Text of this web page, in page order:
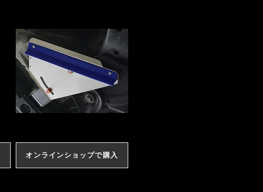
オンラインショップで購入